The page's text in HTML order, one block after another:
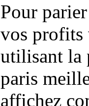
Pour
vos profits
utilisant la
paris
affichez